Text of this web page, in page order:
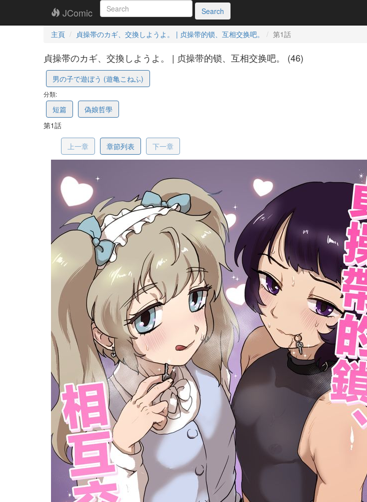
JComic Search
主頁 貞操帯のカギ、交換しようよ。 | 贞操带的锁、互相交换吧。 第1話
貞操帯のカギ、交換しようよ。 | 贞操带的锁、互相交换吧。 (46)
男の子で遊ぼう (遊亀こねふ)
分類:
短篇
偽娘哲學
第1話
上一章 章節列表 下一章